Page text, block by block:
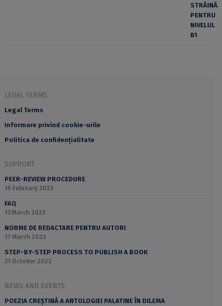
LEGAL TERMS
Legal Terms
Informare privind cookie-urile
Politica de confidențialitate
SUPPORT
PEER-REVIEW PROCEDURE
15 February 2023
FAQ
13 March 2023
NORME DE REDACTARE PENTRU AUTORI
17 March 2023
STEP-BY-STEP PROCESS TO PUBLISH A BOOK
31 October 2023
NEWS AND EVENTS
POEZIA CREȘTINĂ A ANTOLOGIEI PALATINE ÎN DILEMA